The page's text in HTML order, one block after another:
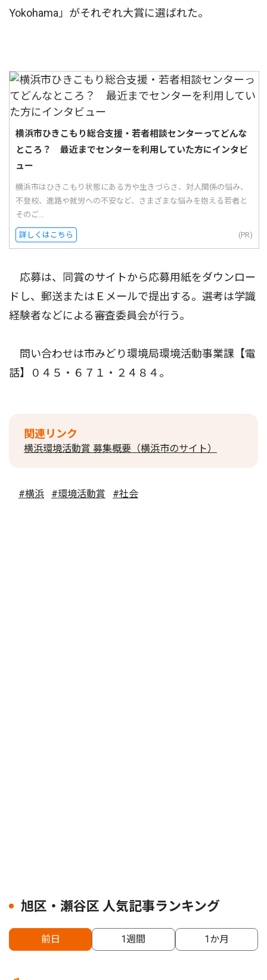
Yokohama」がそれぞれ大賞に選ばれた。
横浜市ひきこもり総合支援・若者相談センターってどんな
ところ？ 最近までセンターを利用していた方にインタビ
ュー
横浜市はひきこもり状態にある方や生きづらさ、対人関係の悩み、
不登校、進路や就労への不安など、さまざまな悩みを抱える若者と
そのご...
詳しくはこちら (PR)
応募は、同賞のサイトから応募用紙をダウンロー
ドし、郵送またはＥメールで提出する。選考は学識
経験者などによる審査委員会が行う。
問い合わせは市みどり環境局環境活動事業課【電
話】０４５・６７１・２４８４。
関連リンク
横浜環境活動賞 募集概要（横浜市のサイト）
#横浜 #環境活動賞 #社会
旭区・瀬谷区 人気記事ランキング
前日 1週間 1か月